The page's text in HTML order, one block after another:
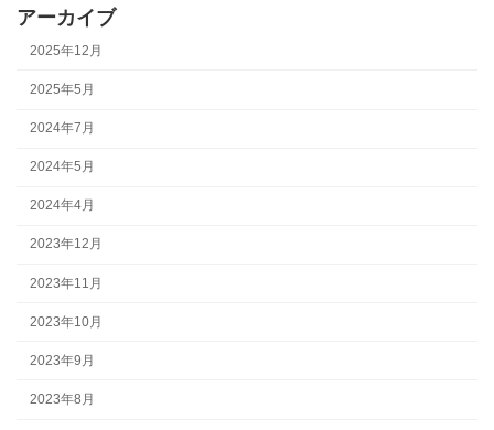
アーカイブ
2025年12月
2025年5月
2024年7月
2024年5月
2024年4月
2023年12月
2023年11月
2023年10月
2023年9月
2023年8月